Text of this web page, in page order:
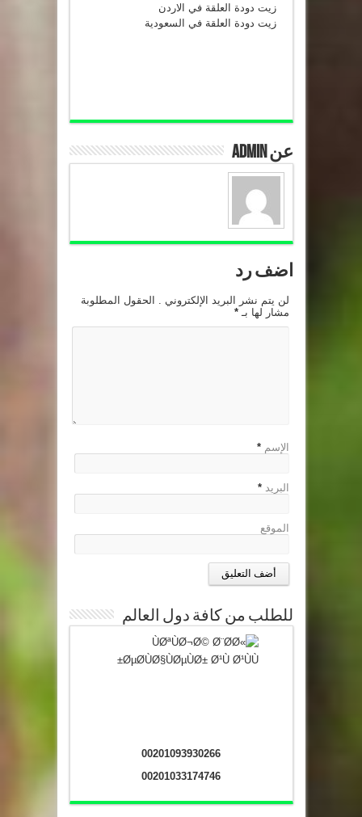
زيت دودة العلقة في الاردن
زيت دودة العلقة في السعودية
عن admin
اضف رد
لن يتم نشر البريد الإلكتروني . الحقول المطلوبة
مشار لها بـ*
الإسم *
البريد *
الموقع
للطلب من كافة دول العالم
00201093930266
00201033174746